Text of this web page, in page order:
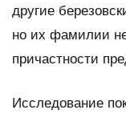
другие
но их фамилии
причастности
Исследование